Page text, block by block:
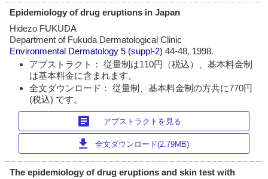
Epidemiology of drug eruptions in Japan
Hidezo FUKUDA
Department of Fukuda Dermatological Clinic
Environmental Dermatology 5 (suppl-2)44-48, 1998.
アブストラクト： 従量制は110円（税込）、基本料金制
は基本料金に含まれます。
全文ダウンロード： 従量制、基本料金制の方共に770円
(税込) です。
article アブストラクトを見る
download 全文ダウンロード(2.79MB)
The epidemiology of drug eruptions and skin test with